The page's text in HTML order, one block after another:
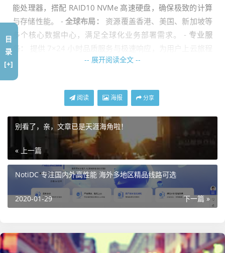
能处理器，搭配 RAID10 NVMe 高速硬盘，确保极致的计算
与存储性能。 - 全球布局：
资源覆盖香港、美国、新加坡等
多个核心数据中心，满足全球化业务部署需求。 - 专业服
提供 7×24 小时品质服务与极速响应，为用户上云旅程
目
机器 1：BGP 实例 机器 2：精品实例
154.26.238.247 38.60.110.217
-- 展开阅读全文 --
阅读 海报 分享
别看了，亲，文章已是天涯海角啦！
« 上一篇
NotiDC 专注国内外高性能 海外多地区精品线路可选
下一篇 »
2020-01-29
目
录
[+]